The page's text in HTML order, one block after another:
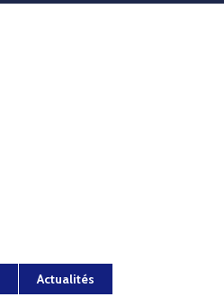
Actualités